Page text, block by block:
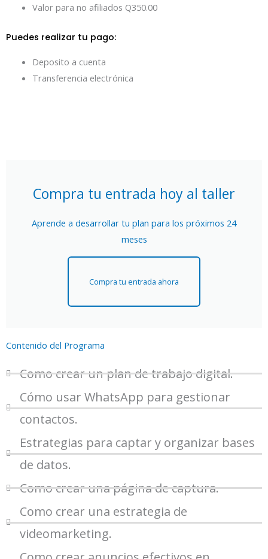
Valor para no afiliados Q350.00
Puedes realizar tu pago:
Deposito a cuenta
Transferencia electrónica
Compra tu entrada hoy al taller
Aprende a desarrollar tu plan para los próximos 24
meses
Compra tu entrada ahora
Contenido del Programa
Como crear un plan de trabajo digital.
Cómo usar WhatsApp para gestionar
contactos.
Estrategias para captar y organizar bases
de datos.
Como crear una página de captura.
Como crear una estrategia de
videomarketing.